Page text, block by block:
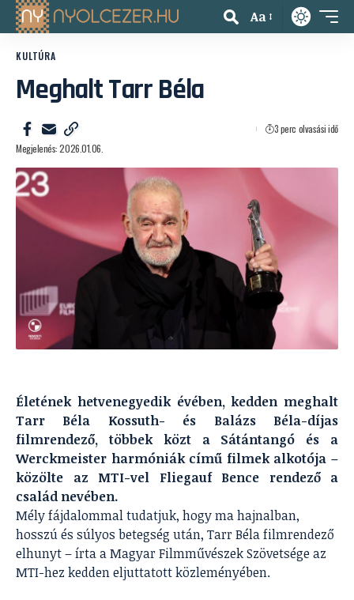
Aa
KULTÚRA
Meghalt Tarr Béla
Megjelenés: 2026.01.06.
3 perc olvasási idő
Életének hetvenegyedik évében, kedden meghalt
Tarr Béla Kossuth- és Balázs Béla-díjas
filmrendező, többek közt a Sátántangó és a
Werckmeister harmóniák című filmek alkotója –
közölte az MTI-vel Fliegauf Bence rendező a
család nevében.
Mély fájdalommal tudatjuk, hogy ma hajnalban,
hosszú és súlyos betegség után, Tarr Béla filmrendező
elhunyt – írta a Magyar Filmművészek Szövetsége az
MTI-hez kedden eljuttatott közleményében.